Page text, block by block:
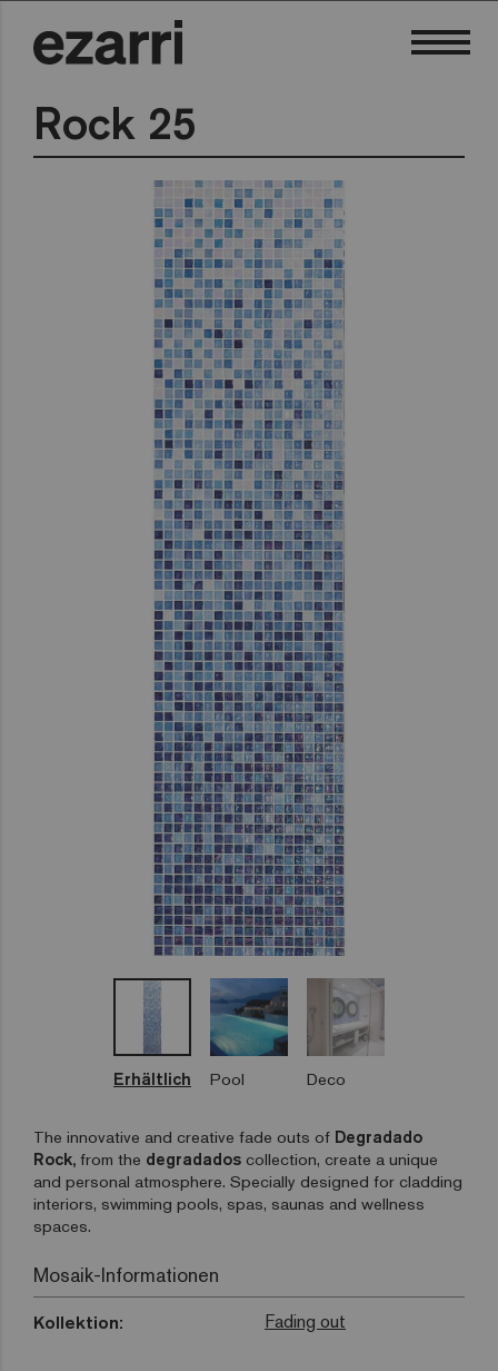
Rock 25
Erhältlich Pool Deco
The innovative and creative fade outs of Degradado
Rock, from the degradados collection, create a unique
and personal atmosphere. Specially designed for cladding
interiors, swimming pools, spas, saunas and wellness
spaces.
Mosaik-Informationen
Kollektion: Fading out